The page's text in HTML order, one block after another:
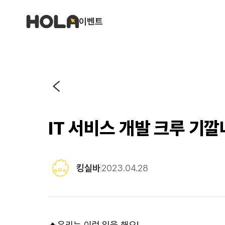
이벤트
IT 서비스 개발 크루 기
킹실바2023.04.28